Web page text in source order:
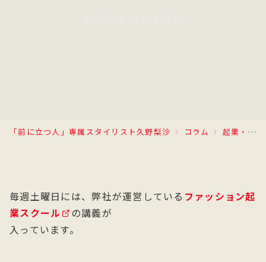
「前に立つ人」専属スタイリスト久野梨沙 コラム 起業・複業
毎週土曜日には、弊社が運営している ファッション起
業スクール
の講義が
入っています。